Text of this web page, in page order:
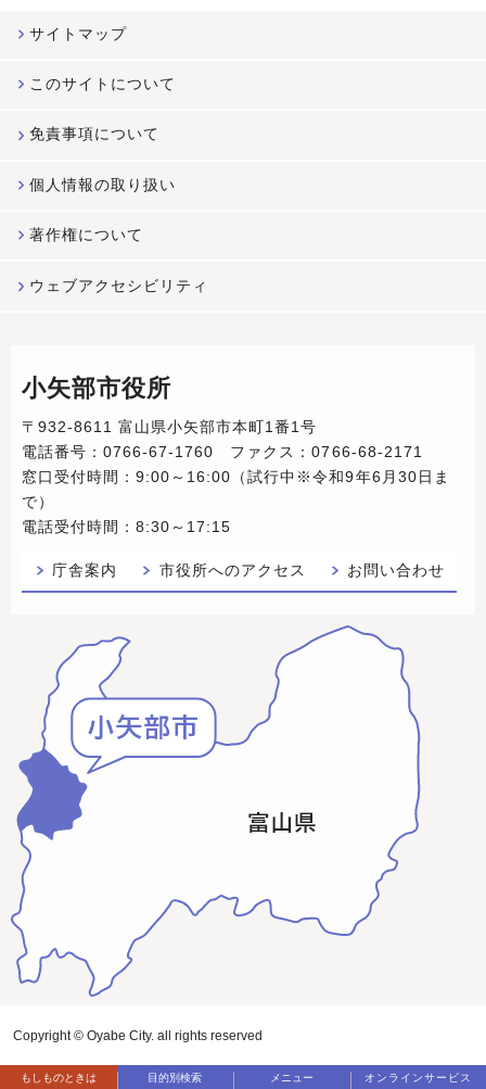
メニュー
もしものときは 目的別検索 オンラインサービス
サイトマップ
このサイトについて
免責事項について
個人情報の取り扱い
著作権について
ウェブアクセシビリティ
小矢部市役所
〒932-8611 富山県小矢部市本町1番1号
電話番号：0766-67-1760 ファクス：0766-68-2171
窓口受付時間：9:00～16:00（試行中※令和9年6月30日ま
で）
電話受付時間：8:30～17:15
庁舎案内 市役所へのアクセス お問い合わせ
Copyright © Oyabe City. all rights reserved